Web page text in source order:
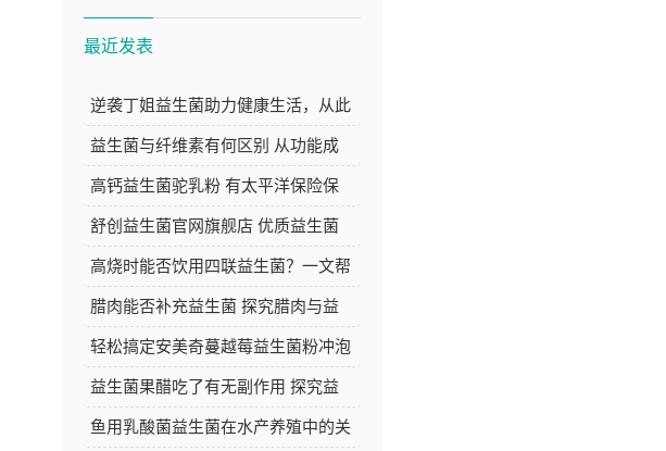
最近发表
逆袭丁姐益生菌助力健康生活，从此
告别肠胃困扰焕发新活力
益生菌与纤维素有何区别 从功能成
分等方面深度解析
高钙益生菌驼乳粉 有太平洋保险保
障 品质与安心的双重选择
舒创益生菌官网旗舰店 优质益生菌
产品的选购好去处
高烧时能否饮用四联益生菌？一文帮
你解答
腊肉能否补充益生菌 探究腊肉与益
生菌的关系
轻松搞定安美奇蔓越莓益生菌粉冲泡
方法，让你的每日养生更简单
益生菌果醋吃了有无副作用 探究益
生菌果醋的安全性
鱼用乳酸菌益生菌在水产养殖中的关